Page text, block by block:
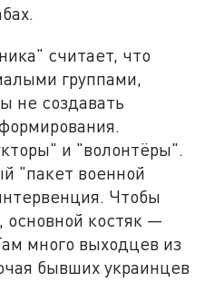
считает, что
группами,
не создавать
и "волонтёры".
"пакет военной
Чтобы
основной костяк —
много выходцев из
бывших украинцев